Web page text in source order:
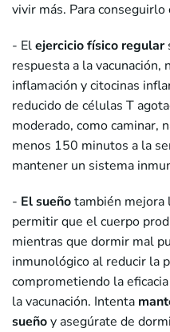
vivir más. Para
- Elejercicio físico regular
respuesta a la vacunación,
inflamación y citocinas
reducido de células T
moderado, como caminar,
menos 150 minutos a la
mantener un sistema
- El sueñotambién mejora
permitir que el cuerpo
mientras que dormir mal
inmunológico al reducir la
comprometiendo la
la vacunación. Intenta
sueñoy asegúrate de